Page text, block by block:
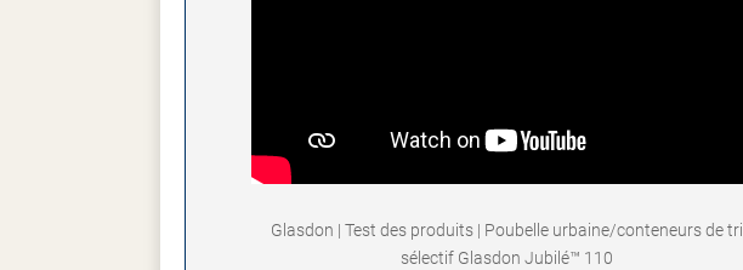
Glasdon | Test des produits | Poubelle urbaine/conteneurs de tri
sélectif Glasdon Jubilé™ 110